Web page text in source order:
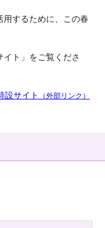
するために、この春
ト」をご覧くださ
設サイト （外部リンク）